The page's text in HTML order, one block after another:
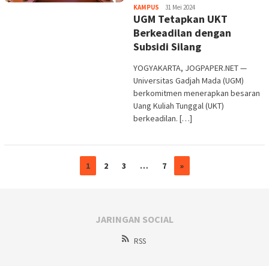
KAMPUS Heri
Purwata
31 Mei 2024
UGM Tetapkan UKT
Berkeadilan dengan
Subsidi Silang
YOGYAKARTA, JOGPAPER.NET —
Universitas Gadjah Mada (UGM)
berkomitmen menerapkan besaran
Uang Kuliah Tunggal (UKT)
berkeadilan. […]
1 2 3 … 7 »
JARINGAN SOCIAL
RSS